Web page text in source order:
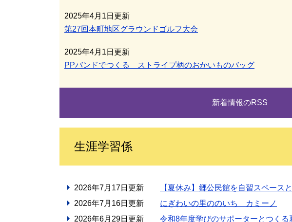
2025年4月1日更新
第27回本町地区グラウンドゴルフ大会
2025年4月1日更新
PPバンドでつくる ストライプ柄のおかいものバッグ
新着情報のRSS
生涯学習係
2026年7月17日更新
【夏休み】郷公民館を自習スペース
2026年7月16日更新
にぎわいの里ののいち カミーノ
2026年6月29日更新
令和8年度学びのサポーターとつくる